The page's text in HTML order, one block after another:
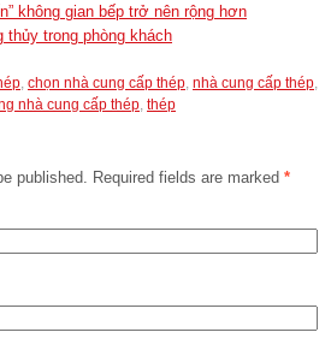
không gian bếp trở nên rộng hơn
thủy trong phòng khách
chọn nhà cung cấp thép nhà cung cấp thép
nhà cung cấp thép thép
published. Required fields are marked *